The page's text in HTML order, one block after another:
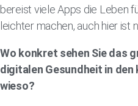
bereist viele Apps die Leben
leichter machen, auch hier ist
Wo konkret sehen Sie das
digitalen Gesundheit in den
wieso?